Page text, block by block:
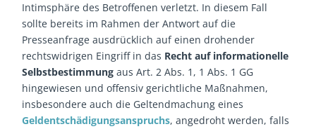
Intimsphäre des Betroffenen verletzt. In diesem Fall
sollte bereits im Rahmen der Antwort auf die
Presseanfrage ausdrücklich auf einen drohender
rechtswidrigen Eingriff in das Recht auf informationelle
Selbstbestimmung aus Art. 2 Abs. 1, 1 Abs. 1 GG
hingewiesen und offensiv gerichtliche Maßnahmen,
insbesondere auch die Geltendmachung eines
Geldentschädigungsanspruchs, angedroht werden, falls